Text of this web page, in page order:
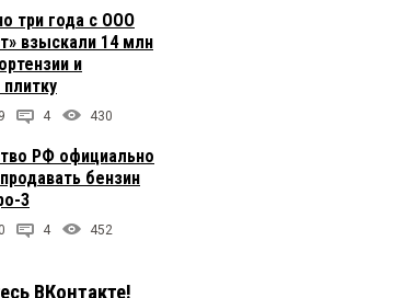
три года с ООО
взыскали 14 млн
и
4 430
РФ официально
бензин
3
4 452
ВКонтакте!